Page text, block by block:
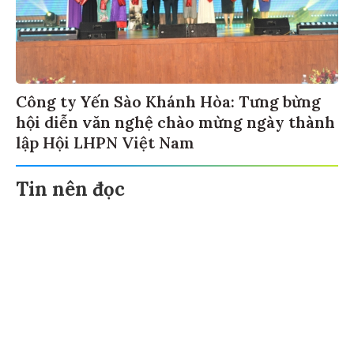
Công ty Yến Sào Khánh Hòa: Tưng bừng
hội diễn văn nghệ chào mừng ngày thành
lập Hội LHPN Việt Nam
Tin nên đọc